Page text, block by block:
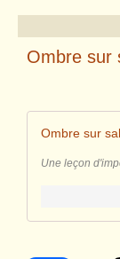
Ombre sur
Ombre sur
Une leçon